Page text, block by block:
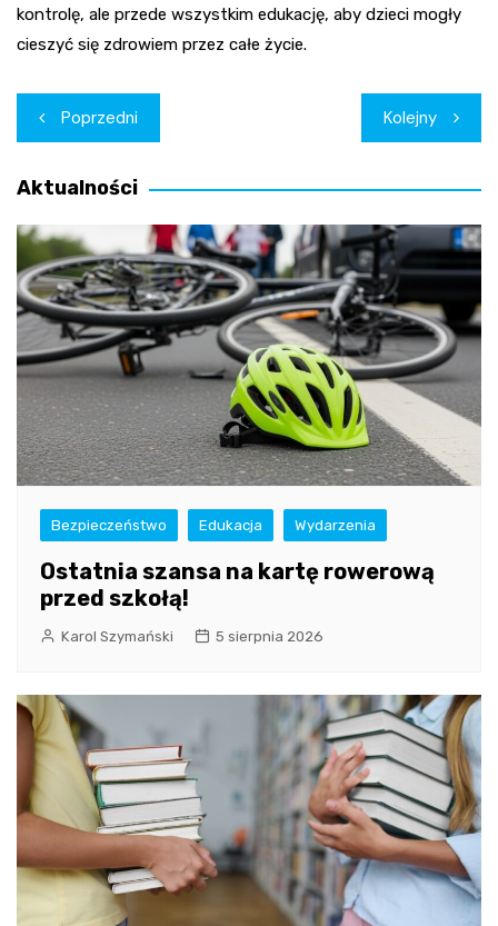
kontrolę, ale przede wszystkim edukację, aby dzieci mogły
cieszyć się zdrowiem przez całe życie.
Nawigacja
wpisu
Poprzedni Kolejny
Aktualności
Bezpieczeństwo Edukacja Wydarzenia
Ostatnia szansa na kartę rowerową
przed szkołą!
Karol Szymański 5 sierpnia 2026